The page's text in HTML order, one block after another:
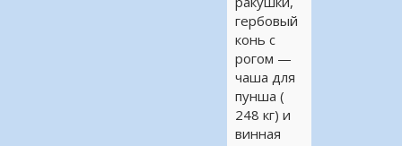
гербовый
конь с
рогом —
чаша для
пунша (
248 кг) и
винная